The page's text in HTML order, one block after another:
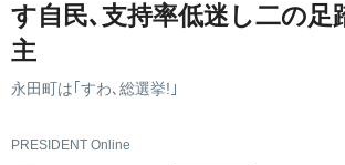
す自民､支持率低迷し二の足
主
永田町は｢すわ､総選挙!｣
PRESIDENT Online